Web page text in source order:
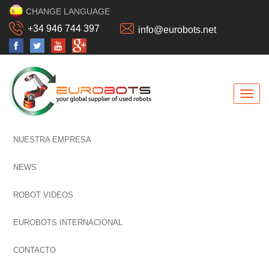
CHANGE LANGUAGE
+34 946 744 397 info@eurobots.net
NUESTRA EMPRESA
NEWS
ROBOT VIDEOS
EUROBOTS INTERNACIONAL
CONTACTO